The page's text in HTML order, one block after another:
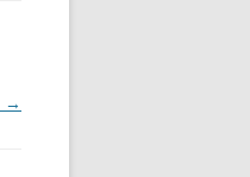
→